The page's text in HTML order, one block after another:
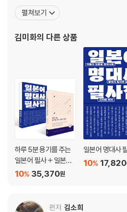
[2장 초급 코스] 다양한 문형이 등장하는
배틀로얄
해피엔드
그래도 내가 하지 않았어
최고의 이혼
리틀 포레스트
냉정과 열정 사이
지금, 만나러 갑니다
너의 췌장을 먹고 싶어
HA) 일본 지사를 거쳐 현재 왓챠 일본
츠 운영을 담당하고 있다. 시사일본어학
펼쳐보기
김미화의 다른 상품
하루 5분 용기를 주는
일본어 필사 + 일본어
명대사 필사집 세트
35,370원
10%
일본어 명대사
17,820
10%
편저 김소희